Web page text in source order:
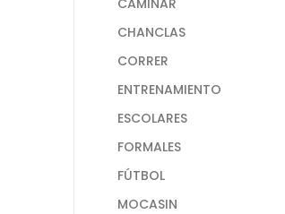
CHANCLAS
CORRER
ENTRENAMIENTO
ESCOLARES
FORMALES
FÚTBOL
MOCASIN